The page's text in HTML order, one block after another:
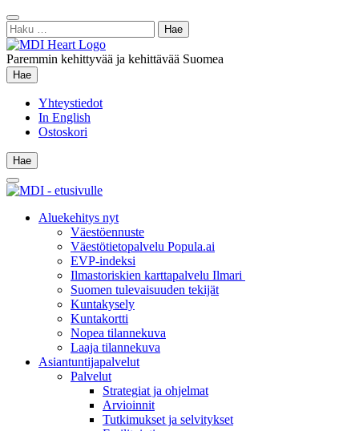
Siirry
sisältöön
Sulje
hae
Haku:
Paremmin kehittyvää ja kehittävää Suomea
Hae
Hae
Yhteystiedot
In English
Ostoskori
Hae
Hae
Main
Menu
Aluekehitys nyt
Väestöennuste
Väestötietopalvelu Popula.ai
EVP-indeksi
Ilmastoriskien karttapalvelu Ilmari
Suomen tulevaisuuden tekijät
Kuntakysely
Kuntakortti
Nopea tilannekuva
Laaja tilannekuva
Asiantuntijapalvelut
Palvelut
Strategiat ja ohjelmat
Arvioinnit
Tutkimukset ja selvitykset